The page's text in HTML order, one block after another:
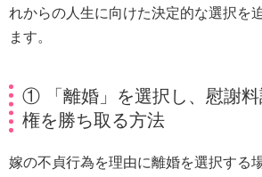
れからの人生に向けた決定的な選択を
ます。
① 「離婚」を選択し、慰謝
権を勝ち取る方法
嫁の不貞行為を理由に離婚を選択する